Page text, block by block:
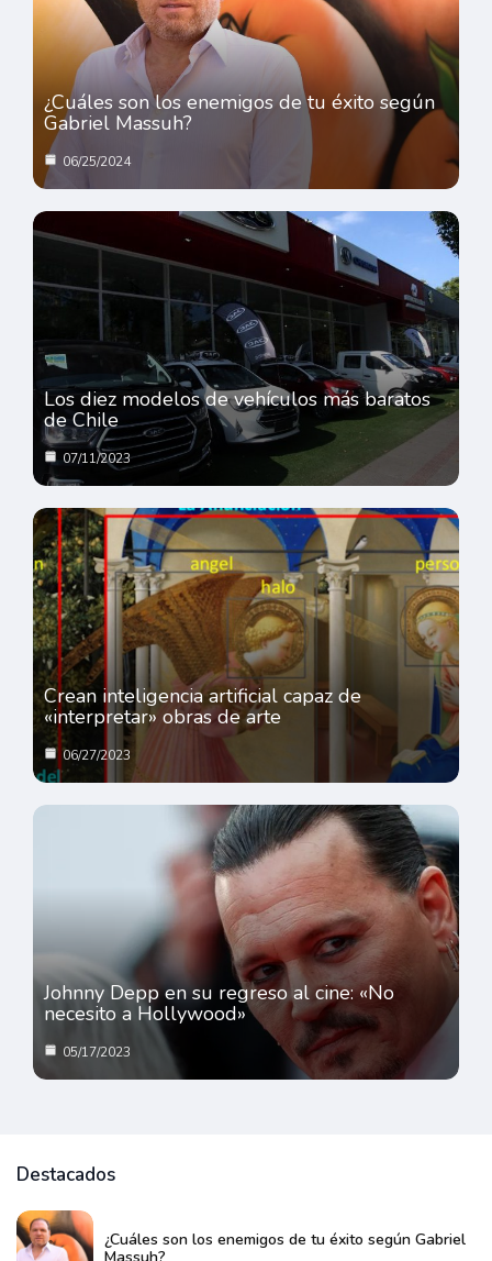
¿Cuáles son los enemigos de tu éxito según
Gabriel Massuh?
06/25/2024
Los diez modelos de vehículos más baratos
de Chile
07/11/2023
Crean inteligencia artificial capaz de
«interpretar» obras de arte
06/27/2023
Johnny Depp en su regreso al cine: «No
necesito a Hollywood»
05/17/2023
Destacados
¿Cuáles son los enemigos de tu éxito según Gabriel